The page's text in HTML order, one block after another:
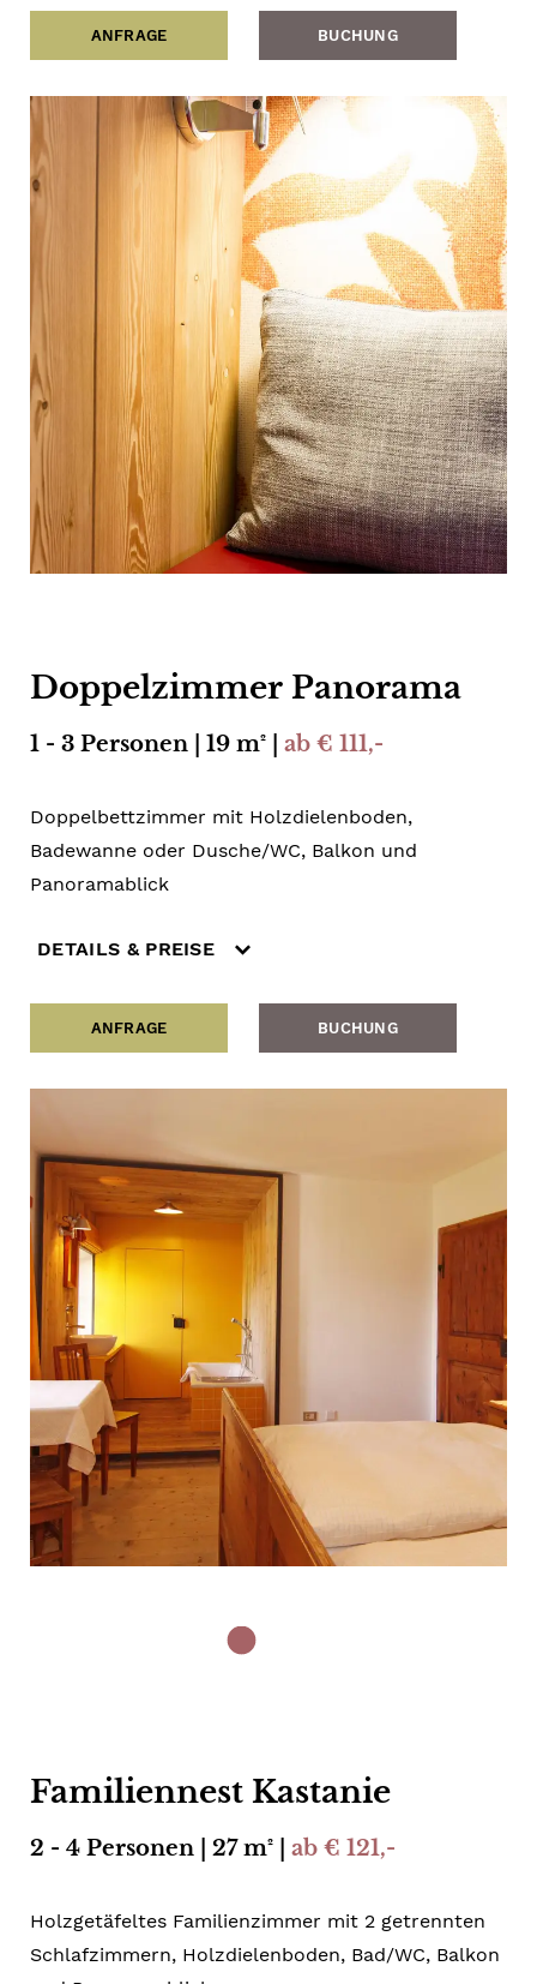
ANFRAGE BUCHUNG
Doppelzimmer Panorama
1 - 3 Personen | 19 m² | ab € 111,-
Doppelbettzimmer mit Holzdielenboden,
Badewanne oder Dusche/WC, Balkon und
Panoramablick
DETAILS & PREISE
ANFRAGE BUCHUNG
Familiennest Kastanie
2 - 4 Personen | 27 m² | ab € 121,-
Holzgetäfeltes Familienzimmer mit 2 getrennten
Schlafzimmern, Holzdielenboden, Bad/WC, Balkon